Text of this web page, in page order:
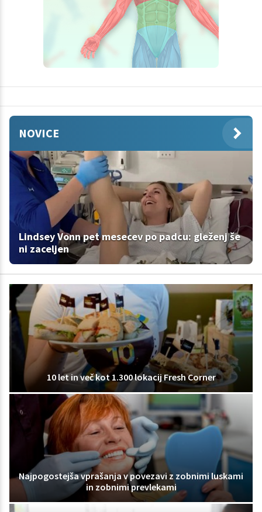
NOVICE
Lindsey Vonn pet mesecev po padcu: gleženj še
ni zaceljen
10 let in več kot 1.300 lokacij Fresh Corner
Najpogostejša vprašanja v povezavi z zobnimi luskami
in zobnimi prevlekami